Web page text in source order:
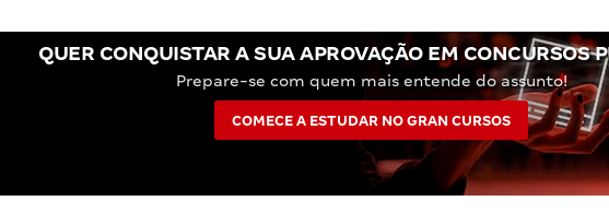
QUER CONQUISTAR A SUA APROVAÇÃO EM CONCURSOS
Prepare-se com quem mais entende do assunto!
COMECE A ESTUDAR NO GRAN CURSOS